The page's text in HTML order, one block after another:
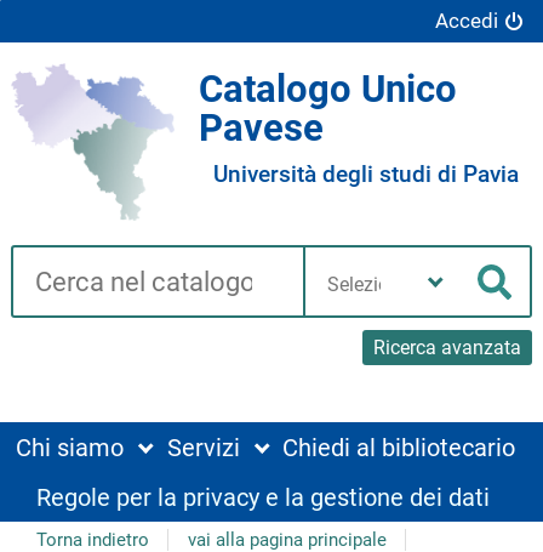
Accedi
Catalogo Unico
Pavese
Università degli studi di Pavia
Cerca su "Catalogo"
Ricerca avanzata
biblioteca
Chi siamo Servizi
Chiedi al bibliotecario
Regole per la privacy e la gestione dei dati
Torna indietro vai alla pagina principale